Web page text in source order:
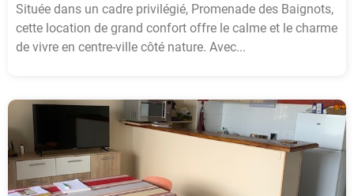
Située dans un cadre privilégié, Promenade des Baignots,
cette location de grand confort offre le calme et le charme
de vivre en centre-ville côté nature. Avec...